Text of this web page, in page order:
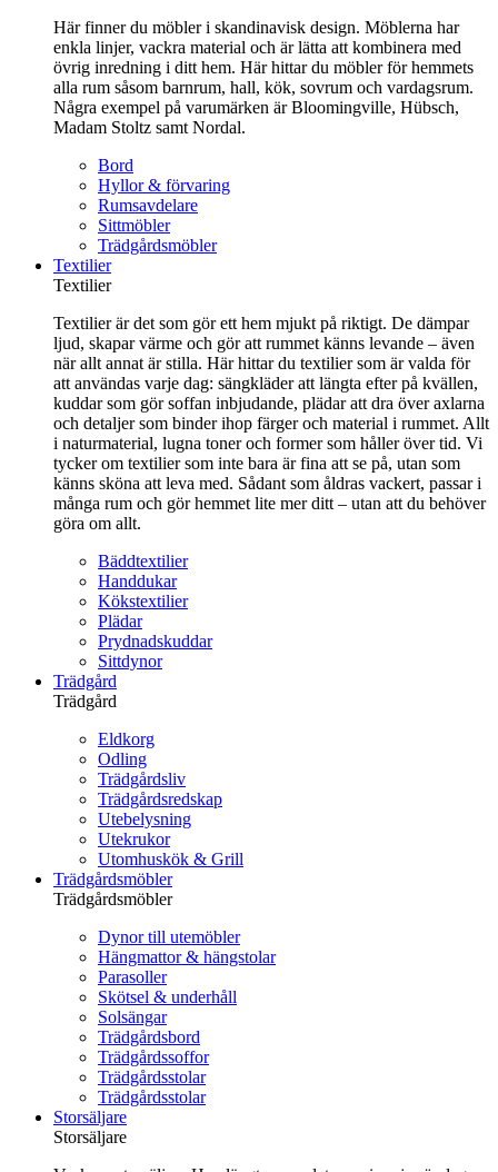
Här finner du möbler i skandinavisk design. Möblerna har
enkla linjer, vackra material och är lätta att kombinera med
övrig inredning i ditt hem. Här hittar du möbler för hemmets
alla rum såsom barnrum, hall, kök, sovrum och vardagsrum.
Några exempel på varumärken är Bloomingville, Hübsch,
Madam Stoltz samt Nordal.
Bord
Hyllor & förvaring
Rumsavdelare
Sittmöbler
Trädgårdsmöbler
Textilier
Textilier
Textilier är det som gör ett hem mjukt på riktigt. De dämpar
ljud, skapar värme och gör att rummet känns levande – även
när allt annat är stilla. Här hittar du textilier som är valda för
att användas varje dag: sängkläder att längta efter på kvällen,
kuddar som gör soffan inbjudande, plädar att dra över axlarna
och detaljer som binder ihop färger och material i rummet. Allt
i naturmaterial, lugna toner och former som håller över tid. Vi
tycker om textilier som inte bara är fina att se på, utan som
känns sköna att leva med. Sådant som åldras vackert, passar i
många rum och gör hemmet lite mer ditt – utan att du behöver
göra om allt.
Bäddtextilier
Handdukar
Kökstextilier
Plädar
Prydnadskuddar
Sittdynor
Trädgård
Trädgård
Eldkorg
Odling
Trädgårdsliv
Trädgårdsredskap
Utebelysning
Utekrukor
Utomhuskök & Grill
Trädgårdsmöbler
Trädgårdsmöbler
Dynor till utemöbler
Hängmattor & hängstolar
Parasoller
Skötsel & underhåll
Solsängar
Trädgårdsbord
Trädgårdssoffor
Trädgårdsstolar
Trädgårdsstolar
Storsäljare
Storsäljare